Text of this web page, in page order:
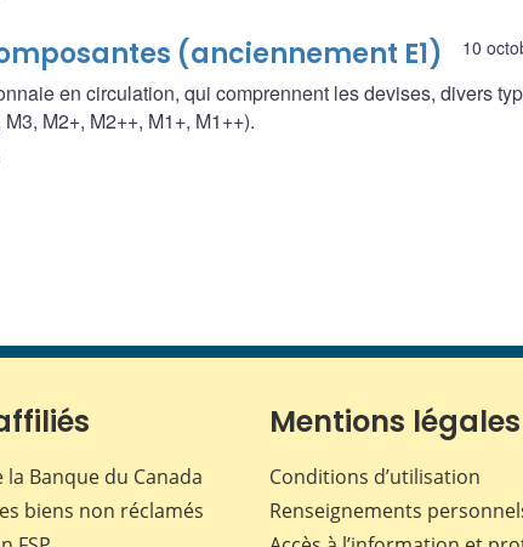
10
(anciennement E1)
en circulation, qui comprennent les devises, divers
M2+, M2++, M1+, M1++).
la Banque du Canada
biens non réclamés
Mentions légales
Conditions d’utilisation
Renseignements